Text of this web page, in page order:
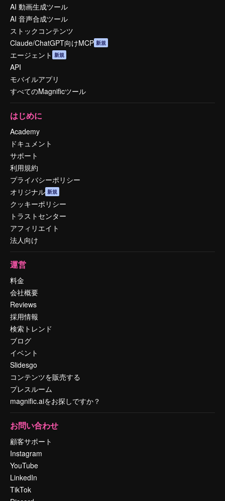
AI 動画生成ツール
AI 音声合成ツール
ストックコンテンツ
Claude/ChatGPT向けMCP 新規
エージェント 新規
API
モバイルアプリ
すべてのMagnificツール
はじめに
Academy
ドキュメント
サポート
利用規約
プライバシーポリシー
オリジナル 新規
クッキーポリシー
トラストセンター
アフィリエイト
法人向け
運営
料金
会社概要
Reviews
採用情報
検索トレンド
ブログ
イベント
Slidesgo
コンテンツを販売する
プレスルーム
magnific.aiをお探しですか？
お問い合わせ
顧客サポート
Instagram
YouTube
LinkedIn
TikTok